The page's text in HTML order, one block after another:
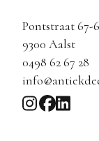
Pontstraat 67-
9300 Aalst
0498 62 67 28